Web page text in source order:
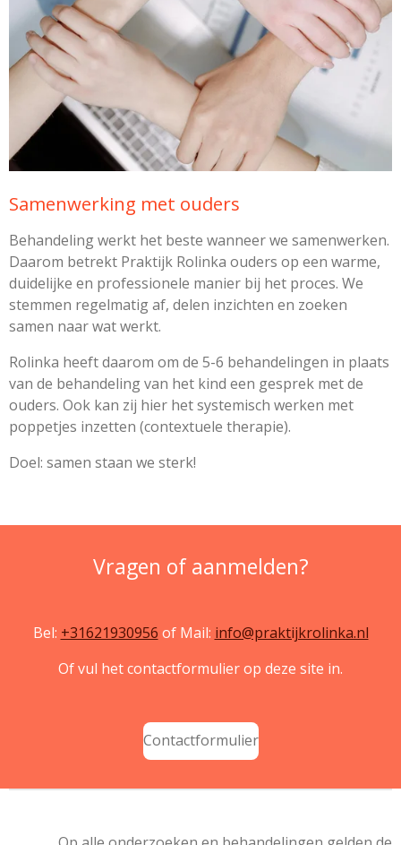
Samenwerking met ouders
Behandeling werkt het beste wanneer we samenwerken.
Daarom betrekt Praktijk Rolinka ouders op een warme,
duidelijke en professionele manier bij het proces. We
stemmen regelmatig af, delen inzichten en zoeken
samen naar wat werkt.
Rolinka heeft daarom om de 5-6 behandelingen in plaats
van de behandeling van het kind een gesprek met de
ouders. Ook kan zij hier het systemisch werken met
poppetjes inzetten (contextuele therapie).
Doel: samen staan we sterk!
Vragen of aanmelden?
Bel: +31621930956 of Mail: info@praktijkrolinka.nl
Of vul het contactformulier op deze site in.
Contactformulier